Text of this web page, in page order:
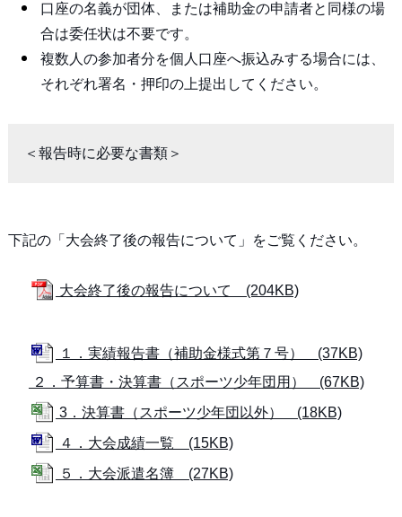
口座の名義が団体、または補助金の申請者と同様の場
合は委任状は不要です。
複数人の参加者分を個人口座へ振込みする場合には、
それぞれ署名・押印の上提出してください。
＜報告時に必要な書類＞
下記の「大会終了後の報告について」をご覧ください。
大会終了後の報告について (204KB)
１．実績報告書（補助金様式第７号） (37KB)
２．予算書・決算書（スポーツ少年団用） (67KB)
3．決算書（スポーツ少年団以外） (18KB)
４．大会成績一覧 (15KB)
５．大会派遣名簿 (27KB)